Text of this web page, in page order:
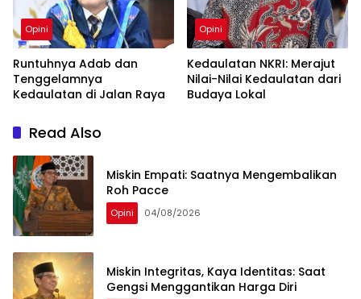
Opini
Runtuhnya Adab dan
Tenggelamnya
Kedaulatan di Jalan Raya
Opini
Kedaulatan NKRI: Merajut
Nilai-Nilai Kedaulatan dari
Budaya Lokal
Read Also
Miskin Empati: Saatnya Mengembalikan
Roh Pacce
Opini 04/08/2026
Miskin Integritas, Kaya Identitas: Saat
Gengsi Menggantikan Harga Diri